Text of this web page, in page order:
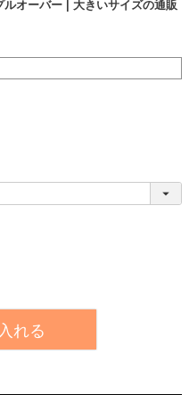
オーバー | 大きいサイズの通販
れる